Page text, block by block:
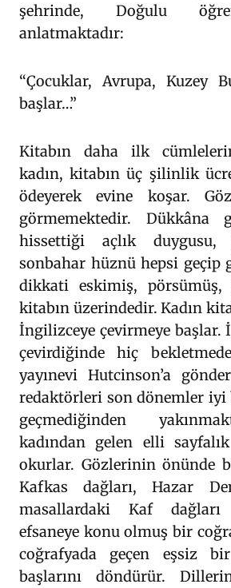
şehrinde, Doğulu
anlatmaktadır:
“Çocuklar, Avrupa, Kuzey
başlar…”
Kitabın daha ilk
kadın, kitabın üç şilinlik
ödeyerek evine koşar.
görmemektedir. Dükkâna
hissettiği açlık
sonbahar hüznü hepsi geçip
dikkati eskimiş,
kitabın üzerindedir. Kadın
İngilizceye çevirmeye başlar.
çevirdiğinde hiç
yayınevi Hutcinson’a
redaktörleri son dönemler iyi
geçmediğinden
kadından gelen elli
okurlar. Gözlerinin önünde
Kafkas dağları, Hazar
masallardaki Kaf
efsaneye konu olmuş bir
coğrafyada geçen eşsiz
başlarını döndürür.